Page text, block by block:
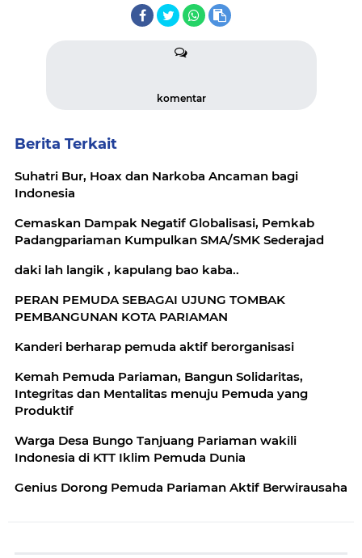
komentar
Berita Terkait
Suhatri Bur, Hoax dan Narkoba Ancaman bagi
Indonesia
Cemaskan Dampak Negatif Globalisasi, Pemkab
Padangpariaman Kumpulkan SMA/SMK Sederajad
daki lah langik , kapulang bao kaba..
PERAN PEMUDA SEBAGAI UJUNG TOMBAK
PEMBANGUNAN KOTA PARIAMAN
Kanderi berharap pemuda aktif berorganisasi
Kemah Pemuda Pariaman, Bangun Solidaritas,
Integritas dan Mentalitas menuju Pemuda yang
Produktif
Warga Desa Bungo Tanjuang Pariaman wakili
Indonesia di KTT Iklim Pemuda Dunia
Genius Dorong Pemuda Pariaman Aktif Berwirausaha